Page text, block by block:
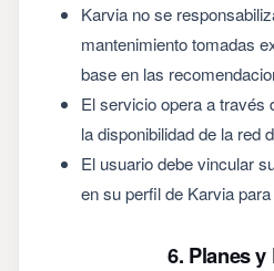
Karvia no se
mantenimiento tomadas
base en las
El servicio opera a través
la disponibilidad de la red
El usuario debe vincular
en su perfil de Karvia
6. Planes y